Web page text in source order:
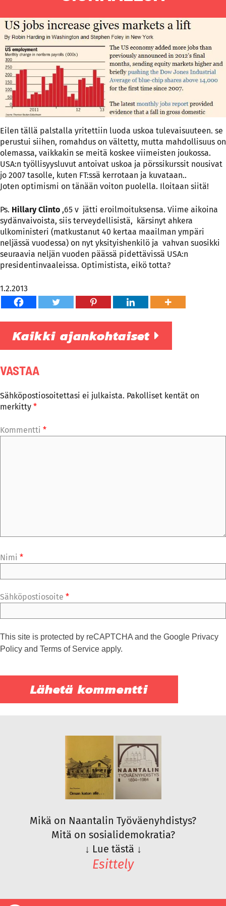
Eilen tällä palstalla yritettiin luoda uskoa tulevaisuuteen. se
perustui siihen, romahdus on vältetty, mutta mahdollisuus on
olemassa, vaikkakin se meitä koskee viimeisten joukossa.
USA:n työllisyysluvut antoivat uskoa ja pörssikurssit nousivat
jo 2007 tasolle, kuten FT:ssä kerrotaan ja kuvataan..
Joten optimismi on tänään voiton puolella. Iloitaan siitä!
Ps. Hillary Clinto ,65 v jätti eroilmoituksensa. Viime aikoina
sydänvaivoista, siis terveydellisistä, kärsinyt ahkera
ulkoministeri (matkustanut 40 kertaa maailman ympäri
neljässä vuodessa) on nyt yksityishenkilö ja vahvan suosikki
seuraavia neljän vuoden päässä pidettävissä USA:n
presidentinvaaleissa. Optimistista, eikö totta?
1.2.2013
Kaikki ajankohtaiset
VASTAA
Sähköpostiosoitettasi ei julkaista. Pakolliset kentät on
merkitty *
Kommentti *
Nimi *
Sähköpostiosoite *
This site is protected by reCAPTCHA and the Google Privacy
Policy and Terms of Service apply.
Mikä on Naantalin Työväenyhdistys?
Mitä on sosialidemokratia?
↓ Lue tästä ↓
Esittely